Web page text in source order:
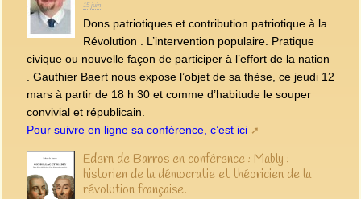
15 juin
Dons patriotiques et contribution patriotique à la
Révolution . L’intervention populaire. Pratique
civique ou nouvelle façon de participer à l’effort de la nation
. Gauthier Baert nous expose l’objet de sa thèse, ce jeudi 12
mars à partir de 18 h 30 et comme d’habitude le souper
convivial et républicain.
Pour suivre en ligne sa conférence, c’est ici
Edern de Barros en conférence : Mably :
historien de la démocratie et théoricien de la
révolution française.